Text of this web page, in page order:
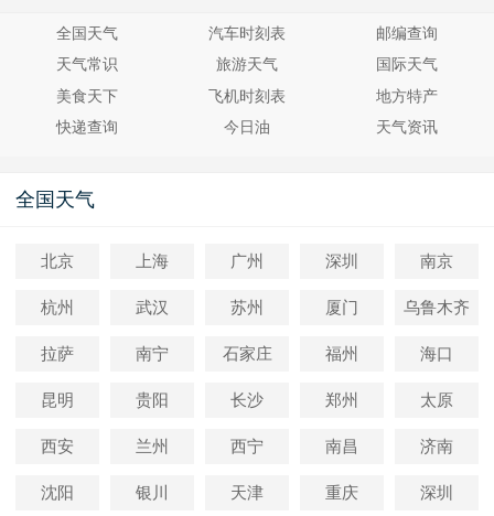
全国天气 汽车时刻表
邮编查询
天气常识
旅游天气
国际天气
美食天下
飞机时刻表
地方特产
快递查询
今日油 天气资讯
全国天气
北京 上海 广州 深圳 南京
杭州 武汉 苏州 厦门 乌鲁木齐
拉萨 南宁 石家庄 福州 海口
昆明 贵阳 长沙 郑州 太原
西安 兰州 西宁 南昌 济南
沈阳 银川 天津 重庆 深圳